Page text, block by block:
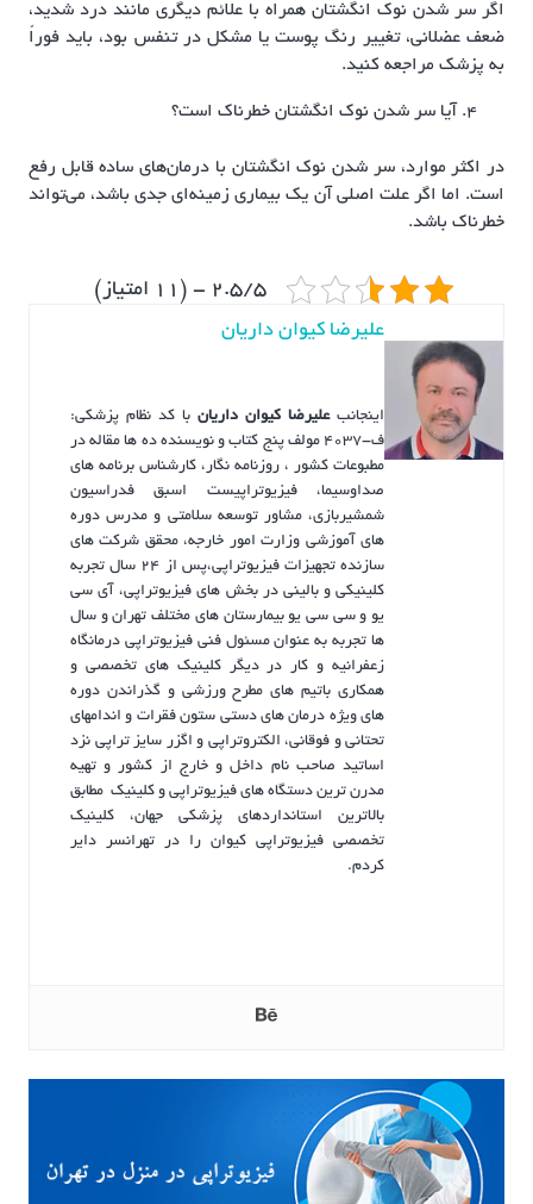
اگر سر شدن نوک انگشتان همراه با علائم دیگری مانند درد شدید،
ضعف عضلانی، تغییر رنگ پوست یا مشکل در تنفس بود، باید فوراً
به پزشک مراجعه کنید.
آیا سر شدن نوک انگشتان خطرناک است؟
در اکثر موارد، سر شدن نوک انگشتان با درمان‌های ساده قابل رفع
است. اما اگر علت اصلی آن یک بیماری زمینه‌ای جدی باشد، می‌تواند
خطرناک باشد.
2.5/5 - (11 امتیاز)
علیرضا کیوان داریان
اینجانبعلیرضا کیوان داریان با کد نظام پزشکی:
ف-4037 مولف پنج کتاب و نویسنده ده ها مقاله در
مطبوعات کشور ، روزنامه نگار، کارشناس برنامه های
صداوسیما، فیزیوتراپیست اسبق فدراسیون
شمشیربازی، مشاور توسعه سلامتی و مدرس دوره
های آموزشی وزارت امور خارجه، محقق شرکت های
سازنده تجهیزات فیزیوتراپی،پس از ۲۴ سال تجربه
کلینیکی و بالینی در بخش های فیزیوتراپی، آی سی
یو و سی سی یو بیمارستان های مختلف تهران و سال
ها تجربه به عنوان مسئول فنی فیزیوتراپی درمانگاه
زعفرانیه و کار در دیگر کلینیک های تخصصی و
همکاری باتیم های مطرح ورزشی و گذراندن دوره
های ویژه درمان های دستی ستون فقرات و اندامهای
تحتانی و فوقانی، الکتروتراپی و اگزر سایز تراپی نزد
اساتید صاحب نام داخل و خارج از کشور و تهیه
مدرن ترین دستگاه های فیزیوتراپی و کلینیک مطابق
بالاترین استانداردهای پزشکی جهان، کلینیک
تخصصی فیزیوتراپی کیوان را در تهرانسر دایر
کردم.